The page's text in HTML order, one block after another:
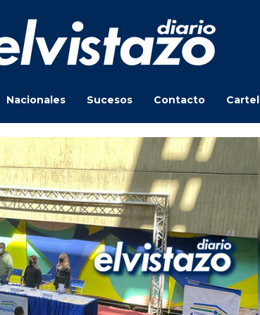
Nacionales Sucesos Contacto